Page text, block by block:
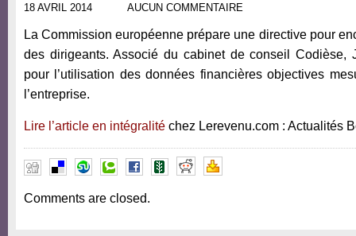
18 AVRIL 2014 AUCUN COMMENTAIRE
La Commission européenne prépare une directive pour
des dirigeants. Associé du cabinet de conseil Codièse,
pour l’utilisation des données financières objectives
l’entreprise.
Lire l’article en intégralité chez Lerevenu.com : Actualités
Comments are closed.